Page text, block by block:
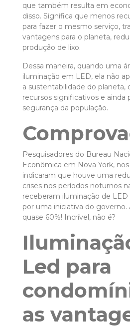
que também resulta em
disso. Significa que menos
para fazer o mesmo serviço,
vantagens para o planeta,
produção de lixo.
Dessa maneira, quando uma
iluminação em LED, ela não
a sustentabilidade do planeta,
recursos significativos e ainda
segurança da população.
Pesquisadores do Bureau
Econômica em Nova York,
indicaram que houve uma
crises nos períodos noturnos
receberam iluminação de
por uma iniciativa do governo.
quase 60%! Incrível, não é?
Led para
as